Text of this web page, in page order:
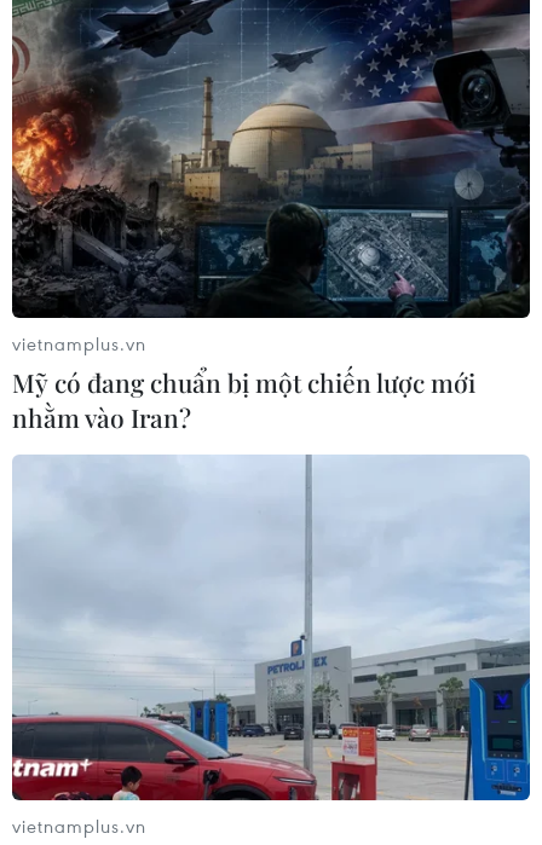
vietnamplus.vn
Mỹ có đang chuẩn bị một chiến lược mới
nhằm vào Iran?
vietnamplus.vn